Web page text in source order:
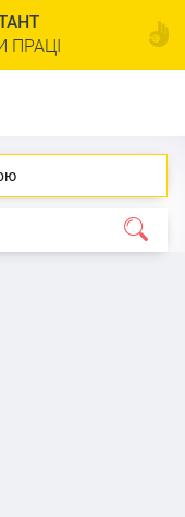
ПРАЦІ